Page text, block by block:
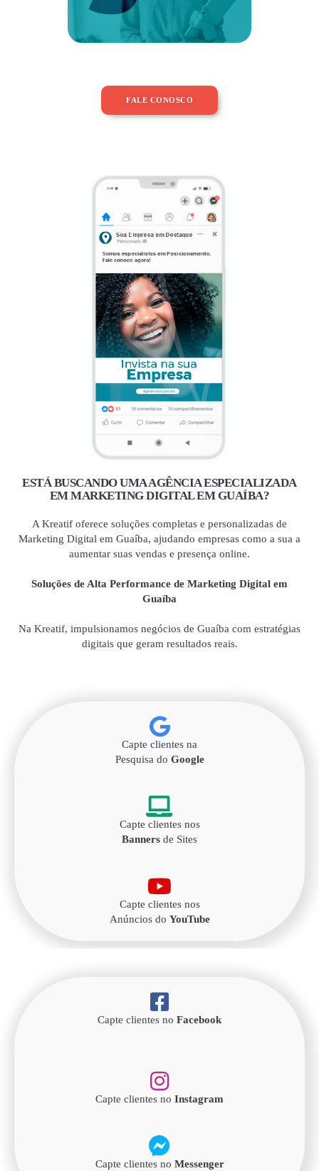
FALE CONOSCO
ESTÁ BUSCANDO UMA AGÊNCIA ESPECIALIZADA
EM MARKETING DIGITAL EM GUAÍBA?
A Kreatif oferece soluções completas e personalizadas de
Marketing Digital em Guaíba, ajudando empresas como a sua a
aumentar suas vendas e presença online.
Soluções de Alta Performance de Marketing Digital em
Guaíba
Na Kreatif, impulsionamos negócios de Guaíba com estratégias
digitais que geram resultados reais.
Capte clientes na
Pesquisa do Google
Capte clientes nos
Banners de Sites
Capte clientes nos
Anúncios do YouTube
Capte clientes no Facebook
Capte clientes no Instagram
Capte clientes no Messenger